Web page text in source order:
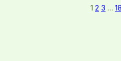
1 2 3 … 18